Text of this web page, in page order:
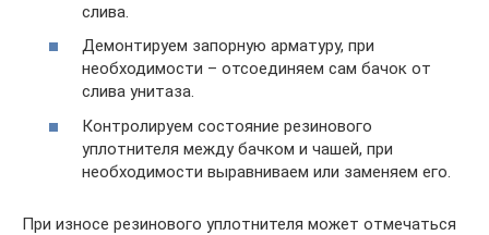
слива.
Демонтируем запорную арматуру, при
необходимости – отсоединяем сам бачок от
слива унитаза.
Контролируем состояние резинового
уплотнителя между бачком и чашей, при
необходимости выравниваем или заменяем его.
При износе резинового уплотнителя может отмечаться